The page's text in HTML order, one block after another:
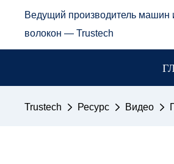
Ведущий производитель
волокон — Trustech
Trustech Ресурс Видео